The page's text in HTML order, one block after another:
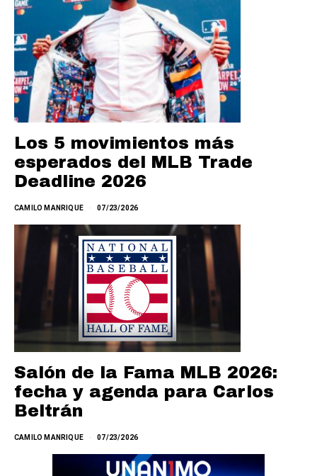
Los 5 movimientos más
esperados del MLB Trade
Deadline 2026
CAMILO MANRIQUE 07/23/2026
Salón de la Fama MLB 2026:
fecha y agenda para Carlos
Beltrán
CAMILO MANRIQUE 07/23/2026